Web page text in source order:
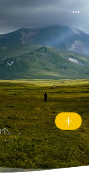
0
粉丝
0
关注
TA还在想一句你看到就感觉能炸裂地表的个性签名